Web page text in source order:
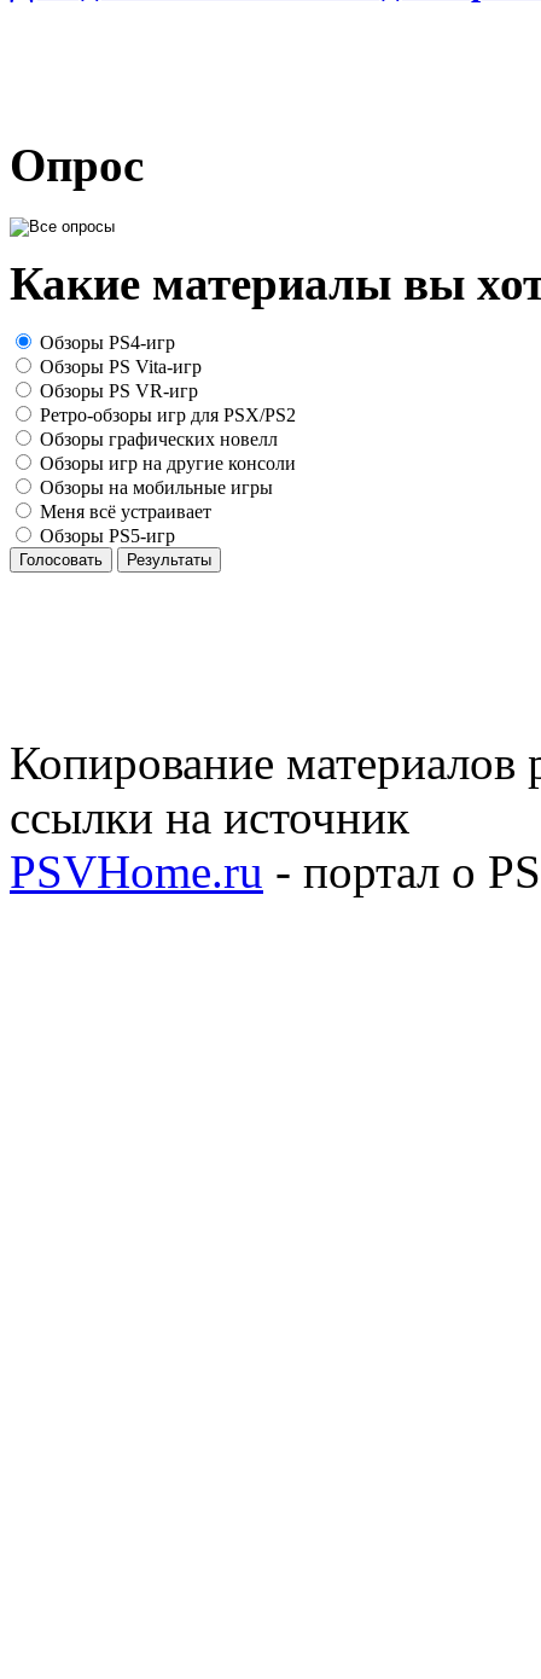
Опрос
Какие материалы вы
Обзоры PS4-игр
Обзоры PS Vita-игр
Обзоры PS VR-игр
Ретро-обзоры игр для PSX/PS2
Обзоры графических новелл
Обзоры игр на другие консоли
Обзоры на мобильные игры
Меня всё устраивает
Обзоры PS5-игр
Голосовать Результаты
Копирование материалов
ссылки на источник
PSVHome.ru - портал о